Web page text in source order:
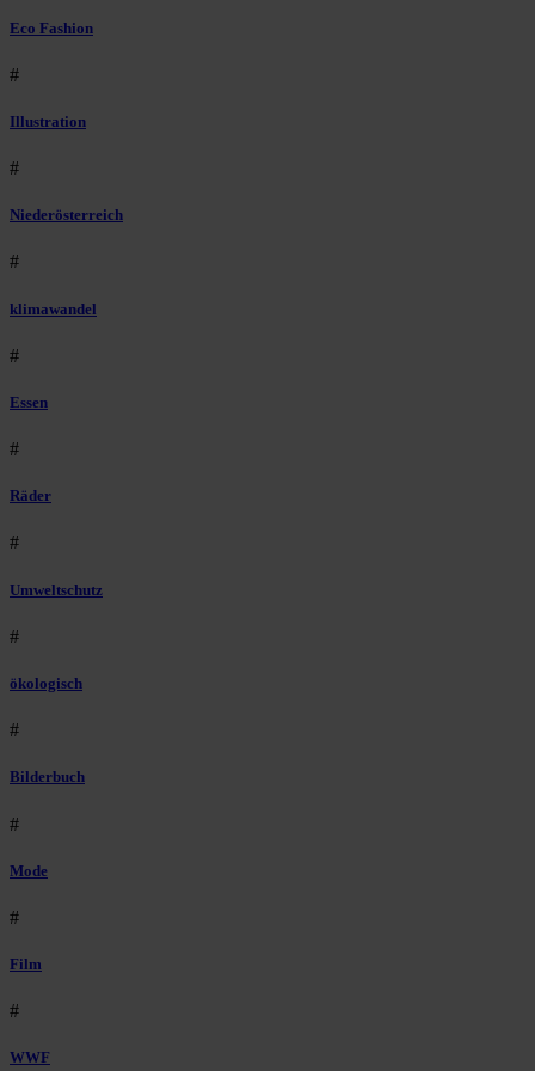
Eco Fashion
#
Illustration
#
Niederösterreich
#
klimawandel
#
Essen
#
Räder
#
Umweltschutz
#
ökologisch
#
Bilderbuch
#
Mode
#
Film
#
WWF